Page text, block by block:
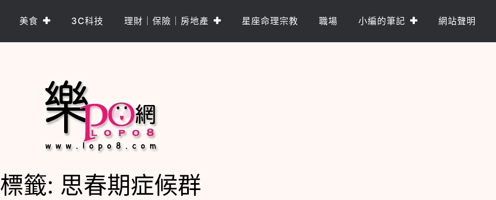
美食 3C科技 理財｜保險｜房地產 星座命理宗教 職場 小編的筆記 網站聲明
標籤: 思春期症候群